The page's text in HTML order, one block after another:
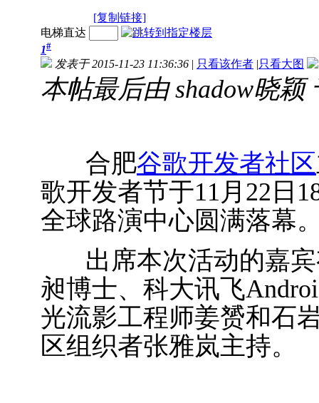
[复制链接]
电梯直达
1#
发表于 2015-11-23 11:36:36 | 只看该作者 |只看大图
本帖最后由 shadow晓颖
合肥谷歌开发者社区
歌开发者节于11月22日
全球路演中心圆满落幕
出席本次活动的嘉
昶博士、科大讯飞
光流影工程师姜赟和石
区组织者张雅岚主持。